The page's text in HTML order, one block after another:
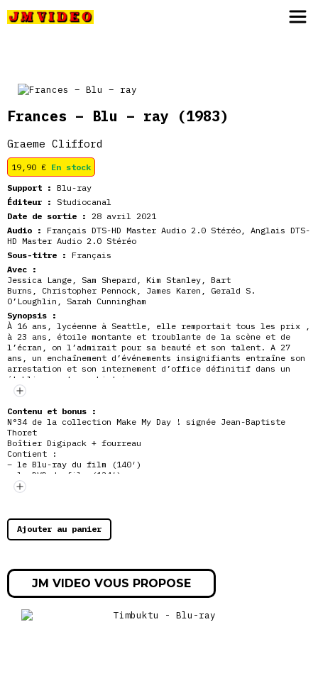
Frances – Blu – ray (1983)
Graeme Clifford
19,90 € En stock
Support : Blu-ray
Éditeur : Studiocanal
Date de sortie :
28 avril 2021
Audio : Français DTS-HD Master Audio 2.0 Stéréo, Anglais DTS-
HD Master Audio 2.0 Stéréo
Sous-titre : Français
Avec :
Jessica Lange , Sam Shepard , Kim Stanley , Bart
Burns , Christopher Pennock , James Karen , Gerald S.
O’Loughlin , Sarah Cunningham
Synopsis :
À 16 ans, lycéenne à Seattle, elle remportait tous les prix ,
à 23 ans, étoile montante et troublante de la scène et de
l’écran, on l’admirait pour sa beauté et son talent. A 27
ans, un enchaînement d’événements insignifiants entraîne son
arrestation et son internement d’office définitif dans un
établissement psychiatrique.
Contenu et bonus :
N°34 de la collection Make My Day ! signée Jean-Baptiste
Thoret
Boîtier Digipack + fourreau
Contient :
– le Blu-ray du film (140′)
– le DVD du film (134′)
Préface de Jean Baptiste Thoret (9’09 »)
Ajouter au panier
JM VIDEO VOUS PROPOSE